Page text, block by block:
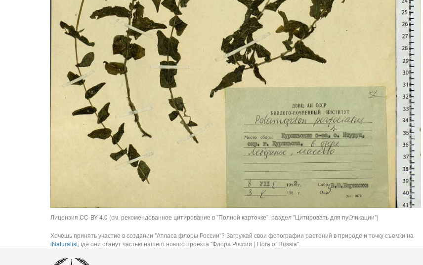
Лицензия CC-BY 4.0 (см. рекомендованное цитирование в "Полной карточке", раздел "Цитировать для публикации")
Хочешь принять участие в создании "Атласа флоры России"? Загружай свои фотографии растений в природе и точку съемки на
iNaturalist, где они станут частью нашего нового проекта "Флора России | Flora of Russia".